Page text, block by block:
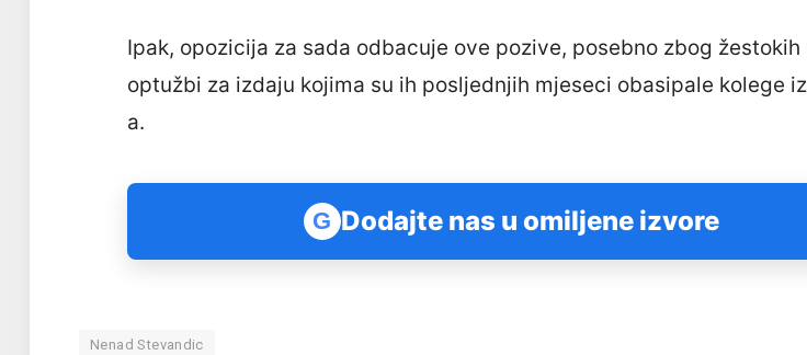
Ipak, opozicija za sada odbacuje ove pozive, posebno zbog žestokih
optužbi za izdaju kojima su ih posljednjih mjeseci obasipale kolege
a.
G Dodajte nas u omiljene izvore
Nenad Stevandic